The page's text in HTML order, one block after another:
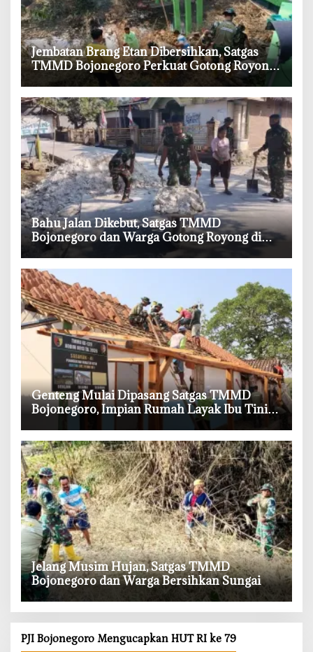
‎Jembatan Brang Etan Dibersihkan, Satgas
TMMD Bojonegoro Perkuat Gotong Royong
Warga
‎Bahu Jalan Dikebut, Satgas TMMD
Bojonegoro dan Warga Gotong Royong di
Tengah Terik
‎Genteng Mulai Dipasang Satgas TMMD
Bojonegoro, Impian Rumah Layak Ibu Tini
‎Jelang Musim Hujan, Satgas TMMD
Bojonegoro dan Warga Bersihkan Sungai
PJI Bojonegoro Mengucapkan HUT RI ke 79